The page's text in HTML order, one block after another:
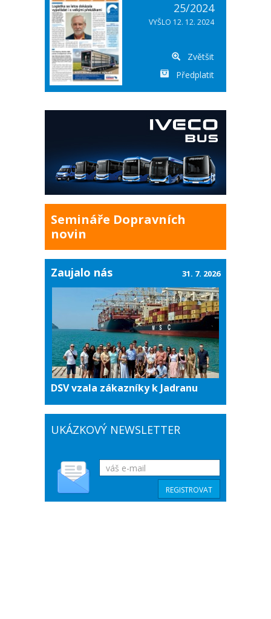
25/2024
VYŠLO 12. 12. 2024
Zvětšit
Předplatit
Semináře Dopravních
novin
Zaujalo nás
DSV vzala zákazníky k Jadranu
31. 7. 2026
UKÁZKOVÝ NEWSLETTER